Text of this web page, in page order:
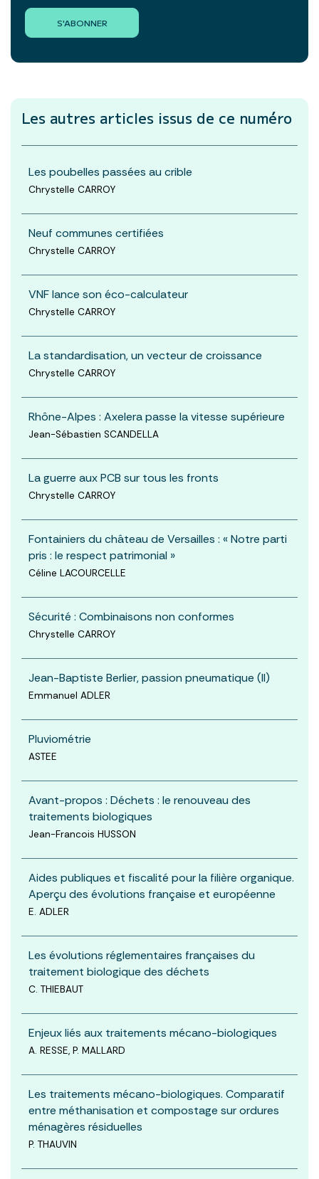
S'ABONNER
Les autres articles issus de ce numéro
Les poubelles passées au crible
Chrystelle CARROY
Neuf communes certifiées
Chrystelle CARROY
VNF lance son éco-calculateur
Chrystelle CARROY
La standardisation, un vecteur de croissance
Chrystelle CARROY
Rhône-Alpes : Axelera passe la vitesse supérieure
Jean-Sébastien SCANDELLA
La guerre aux PCB sur tous les fronts
Chrystelle CARROY
Fontainiers du château de Versailles : « Notre parti
pris : le respect patrimonial »
Céline LACOURCELLE
Sécurité : Combinaisons non conformes
Chrystelle CARROY
Jean-Baptiste Berlier, passion pneumatique (II)
Emmanuel ADLER
Pluviométrie
ASTEE
Avant-propos : Déchets : le renouveau des
traitements biologiques
Jean-Francois HUSSON
Aides publiques et fiscalité pour la filière organique.
Aperçu des évolutions française et européenne
E. ADLER
Les évolutions réglementaires françaises du
traitement biologique des déchets
C. THIEBAUT
Enjeux liés aux traitements mécano-biologiques
A. RESSE, P. MALLARD
Les traitements mécano-biologiques. Comparatif
entre méthanisation et compostage sur ordures
ménagères résiduelles
P. THAUVIN